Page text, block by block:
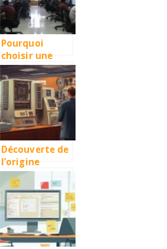
réussies
Pourquoi
choisir une
agence de
création de
site web à
Antananarivo
pour vos
projets
numériques
Découverte de
l’origine
d’Arpanet et
son rôle dans
l’évolution
d’Internet